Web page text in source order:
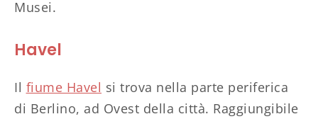
Musei.
Havel
Il fiume Havel si trova nella parte periferica
di Berlino, ad Ovest della città. Raggiungibile